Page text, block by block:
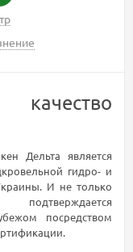
Дельта является
гидро- и
И не только
посредством